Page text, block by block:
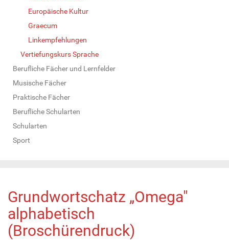
Europäische Kultur
Graecum
Linkempfehlungen
Vertiefungskurs Sprache
Berufliche Fächer und Lernfelder
Musische Fächer
Praktische Fächer
Berufliche Schularten
Schularten
Sport
Grundwortschatz „Omega"
alphabetisch
(Broschürendruck)